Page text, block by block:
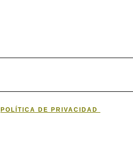
POLÍTICA DE PRIVACIDAD